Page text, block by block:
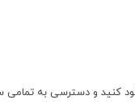
کنید و دسترسی به